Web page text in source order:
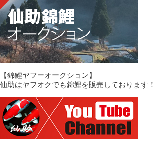
【錦鯉ヤフーオークション】
仙助はヤフオクでも錦鯉を販売しております！